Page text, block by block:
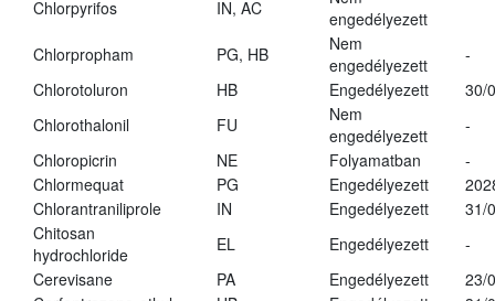
Chlorpyrifos
IN, AC
engedélyezett
Chlorpropham
PG, HB
Nem
engedélyezett
-
Chlorotoluron
HB Engedélyezett
30/
Chlorothalonil
FU
Nem
engedélyezett
-
Chloropicrin
NE Folyamatban
-
Chlormequat
PG Engedélyezett
Chlorantraniliprole
IN Engedélyezett
31/
Chitosan
hydrochloride
EL Engedélyezett
-
Cerevisane
PA Engedélyezett
23/